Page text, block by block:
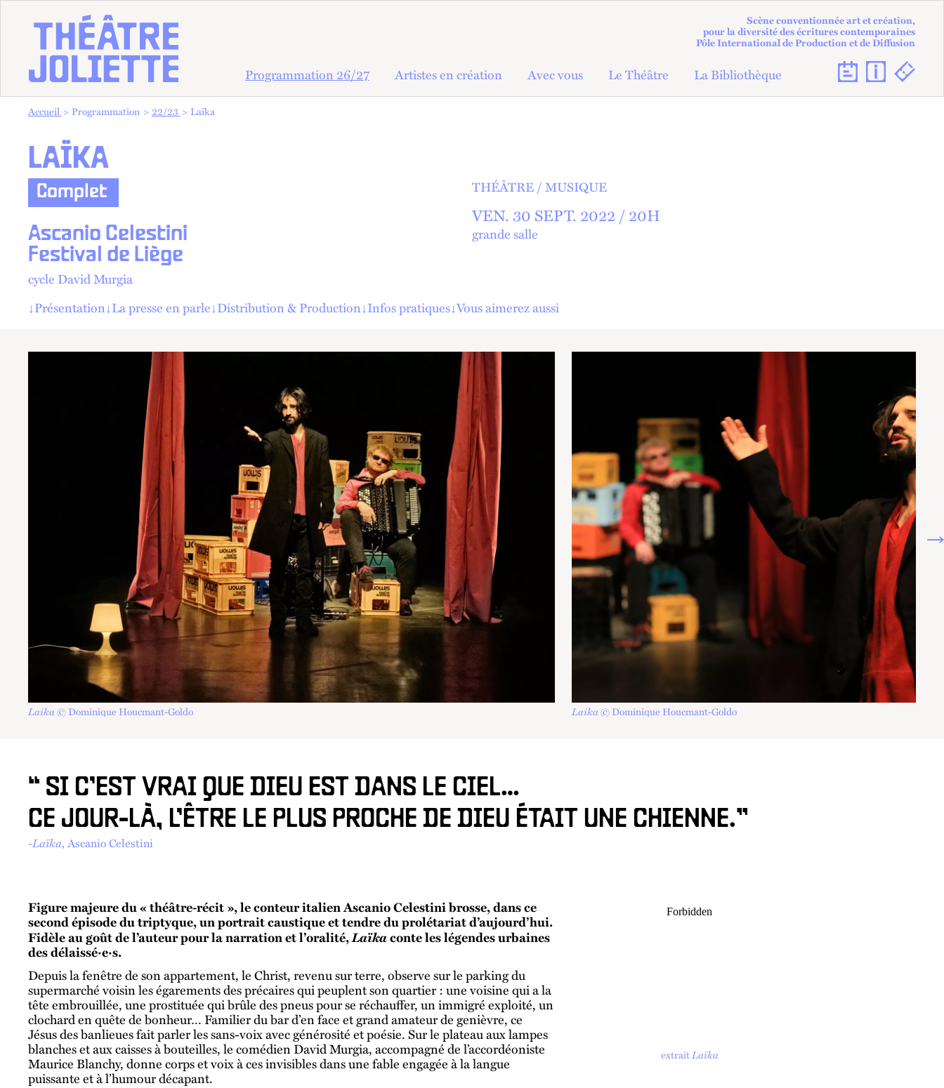
Scène conventionnée art et création,
pour la diversité des écritures contemporaines
Pôle International de Production et de Diffusion
Programmation 26/27 Artistes en création Avec vous Le Théâtre La Bibliothèque
Vous êtes dans :
Accueil Programmation 22/23 Laïka
LAÏKA
Complet
Ascanio Celestini
Festival de Liège
cycle David Murgia
THÉÂTRE MUSIQUE
VEN. 30 SEPT. 2022 /20H
grande salle
↓Présentation↓La presse en parle↓Distribution & Production↓Infos pratiques↓Vous aimerez aussi
Laika© Dominique Houcmant-Goldo Laika© Dominique Houcmant-Goldo
“ SI C’EST VRAI QUE DIEU EST DANS LE CIEL…
CE JOUR-LÀ, L’ÊTRE LE PLUS PROCHE DE DIEU ÉTAIT UNE CHIENNE.”
-Laïka, Ascanio Celestini
Figure majeure du « théâtre-récit », le conteur italien Ascanio Celestini brosse, dans ce
second épisode du triptyque, un portrait caustique et tendre du prolétariat d’aujourd’hui.
Fidèle au goût de l’auteur pour la narration et l’oralité,Laïkaconte les légendes urbaines
des délaissé·e·s.
Depuis la fenêtre de son appartement, le Christ, revenu sur terre, observe sur le parking du
supermarché voisin les égarements des précaires qui peuplent son quartier : une voisine qui a la
tête embrouillée, une prostituée qui brûle des pneus pour se réchauffer, un immigré exploité, un
clochard en quête de bonheur… Familier du bar d’en face et grand amateur de genièvre, ce
Jésus des banlieues fait parler les sans-voix avec générosité et poésie. Sur le plateau aux lampes
blanches et aux caisses à bouteilles, le comédien David Murgia, accompagné de l’accordéoniste
Maurice Blanchy, donne corps et voix à ces invisibles dans une fable engagée à la langue
puissante et à l’humour décapant.
extraitLaïka